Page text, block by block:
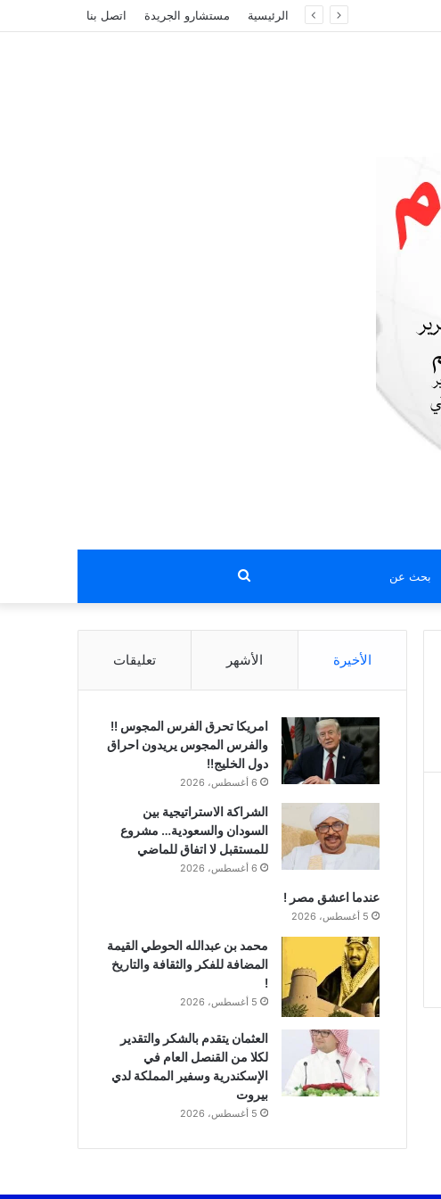
الرئيسية مستشارو الجريدة اتصل بنا
بحث
عن
الأخيرة الأشهر تعليقات
امريكا تحرق الفرس المجوس !!
والفرس المجوس يريدون احراق
دول الخليج!!
6 أغسطس، 2026
الشراكة الاستراتيجية بين
السودان والسعودية… مشروع
للمستقبل لا اتفاق للماضي
6 أغسطس، 2026
عندما اعشق مصر !
5 أغسطس، 2026
محمد بن عبدالله الحوطي القيمة
المضافة للفكر والثقافة والتاريخ
!
5 أغسطس، 2026
العثمان يتقدم بالشكر والتقدير
لكلا من القنصل العام في
الإسكندرية وسفير المملكة لدي
بيروت
5 أغسطس، 2026